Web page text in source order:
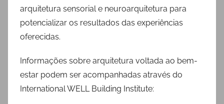
arquitetura sensorial e neuroarquitetura para
potencializar os resultados das experiências
oferecidas.
Informações sobre arquitetura voltada ao bem-
estar podem ser acompanhadas através do
International WELL Building Institute: